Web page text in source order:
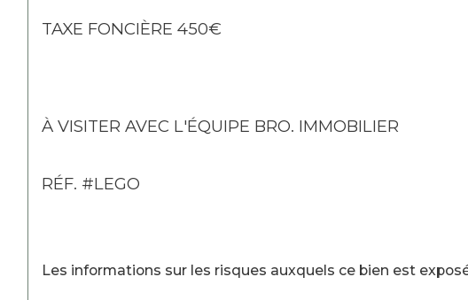
TAXE FONCIÈRE 450€
À VISITER AVEC L'ÉQUIPE BRO. IMMOBILIER
RÉF. #LEGO
Les informations sur les risques auxquels ce bien est